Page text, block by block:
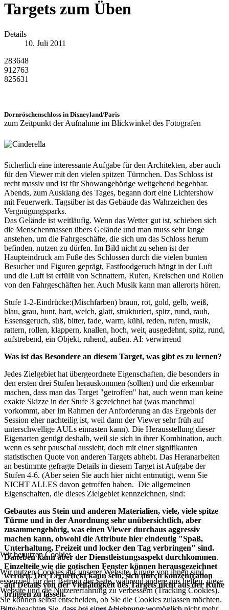
Targets zum Üben
Details
10. Juli 2011
283648
912763
825631
Dornröschenschloss in Disneyland/Paris
zum Zeitpunkt der Aufnahme im Blickwinkel des Fotografen
Sicherlich eine interessante Aufgabe für den Architekten, aber auch
für den Viewer mit den vielen spitzen Türmchen. Das Schloss ist
recht massiv und ist für Showangehörige weitgehend begehbar.
Abends, zum Ausklang des Tages, begann dort eine Lichtershow
mit Feuerwerk. Tagsüber ist das Gebäude das Wahrzeichen des
Vergnügungsparks.
Das Gelände ist weitläufig. Wenn das Wetter gut ist, schieben sich
die Menschenmassen übers Gelände und man muss sehr lange
anstehen, um die Fahrgeschäfte, die sich um das Schloss herum
befinden, nutzen zu dürfen. Im Bild nicht zu sehen ist der
Haupteindruck am Fuße des Schlossen durch die vielen bunten
Besucher und Figuren geprägt, Fastfoodgeruch hängt in der Luft
und die Luft ist erfüllt von Schnattern, Rufen, Kreischen und Rollen
von den Fahrgeschäften her. Auch Musik kann man allerorts hören.
Stufe 1-2-Eindrücke:(Mischfarben) braun, rot, gold, gelb, weiß,
blau, grau, bunt, hart, weich, glatt, strukturiert, spitz, rund, rauh,
Essensgeruch, süß, bitter, fade, warm, kühl, reden, rufen, musik,
rattern, rollen, klappern, knallen, hoch, weit, ausgedehnt, spitz, rund,
aufstrebend, ein Objekt, ruhend, außen. AI: verwirrend
Was ist das Besondere an diesem Target, was gibt es zu lernen?
Jedes Zielgebiet hat übergeordnete Eigenschaften, die besonders in
den ersten drei Stufen herauskommen (sollten) und die erkennbar
machen, dass man das Target "getroffen" hat, auch wenn man keine
exakte Skizze in der Stufe 3 gezeichnet hat (was manchmal
vorkommt, aber im Rahmen der Anforderung an das Ergebnis der
Session eher nachteilig ist, weil dann der Viewer sehr früh auf
unterschwellige AULs einrasten kann). Die Herausstellung dieser
Eigenarten genügt deshalb, weil sie sich in ihrer Kombination, auch
wenn es sehr pauschal aussieht, doch mit einer signifikanten
statistischen Quote von anderen Targets abhebt. Das Heranarbeiten
an bestimmte gefragte Details in diesem Target ist Aufgabe der
Stufen 4-6. (Aber seien Sie auch hier nicht entmutigt, wenn Sie
NICHT ALLES davon getroffen haben. Die allgemeinen
Eigenschaften, die dieses Zielgebiet kennzeichnen, sind:
Gebautes aus Stein und anderen Materialien, viele, viele spitze
Türme und in der Anordnung sehr unübersichtlich, aber
zusammengehörig, was einen Viewer durchaus aggressiv
machen kann, obwohl die Attribute hier eindeutig "Spaß,
Unterhaltung, Freizeit und locker den Tag verbringen" sind.
Daneben kann aber der Dienstleistungsaspekt durchkommen.
Einzelteile wie die gotischen Fenster können herausgezeichnet
werden. Der Lerneffekt kann sein, sich durch konzentration
auf Details von der Vielfältigkeit des Targets nicht aus der Ruhe
bringen zu lassen.
Wir benutzen Cookies
Wir nutzen Cookies auf unserer Website. Einige von ihnen sind
essenziell für den Betrieb der Seite, während andere uns helfen, diese
Website und die Nutzererfahrung zu verbessern (Tracking Cookies).
Sie können selbst entscheiden, ob Sie die Cookies zulassen möchten.